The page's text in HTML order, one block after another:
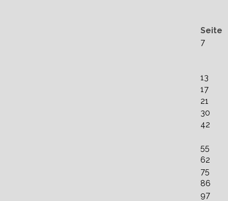
Seite
7
13
17
21
30
42
55
62
75
86
97